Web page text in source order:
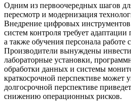
Одним из первоочередных шагов
пересмотр и модернизация
Внедрение цифровых
систем контроля требует
а также обучения персонала
Производители вынуждены
лабораторные установки,
обработки данных и системы
краткосрочной перспективе может
долгосрочной перспективе
снижению операционных рисков.